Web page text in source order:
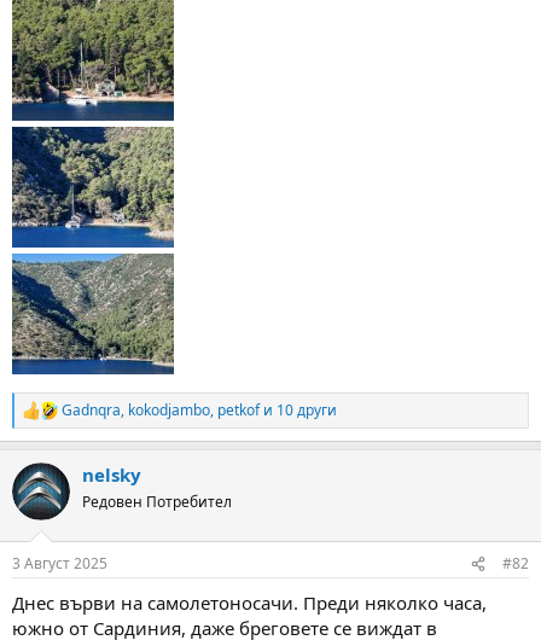
R
e
c
t
i
s
Gadnqra, kokodjambo, petkofи 10 други
nelsky
Редовен Потребител
3 Август 2025 #82
Днес върви на самолетоносачи. Преди няколко часа,
южно от Сардиния, даже бреговете се виждат в